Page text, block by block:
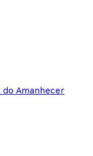
do Amanhecer